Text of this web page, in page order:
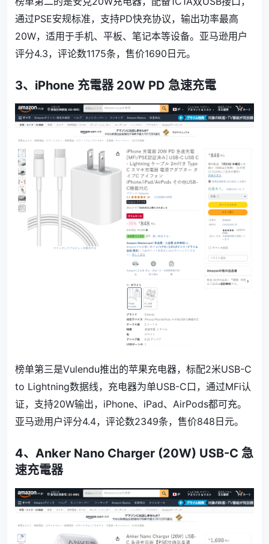
通过PSE安规标准，支持PD快充协议，输出功率最高
20W，适用于手机、平板、笔记本等设备。亚马逊用户
评分4.3，评论数1175条，售价1690日元。
3、 iPhone 充電器 20W PD 急速充電
榜单第三是Vulendu推出的苹果充电器，标配2米USB-C
to Lightning数据线，充电器为单USB-C口，通过MFi认
证，支持20W输出，iPhone、iPad、AirPods都可充。
亚马逊用户评分4.4，评论数2349条，售价848日元。
4、 Anker Nano Charger (20W) USB-C 急
速充電器